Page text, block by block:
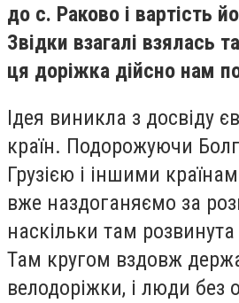
до с. Раково і вартість
Звідки взагалі взялась
ця доріжка дійсно нам
Ідея виникла з досвіду
країн. Подорожуючи
Грузією і іншими
вже наздоганяємо за
наскільки там
Там кругом вздовж
велодоріжки, і люди без